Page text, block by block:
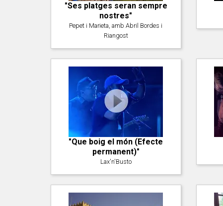
"Ses platges seran sempre
nostres"
Pepet i Marieta, amb Abril Bordes i
Riangost
"Que boig el món (Efecte
permanent)"
Lax'n'Busto